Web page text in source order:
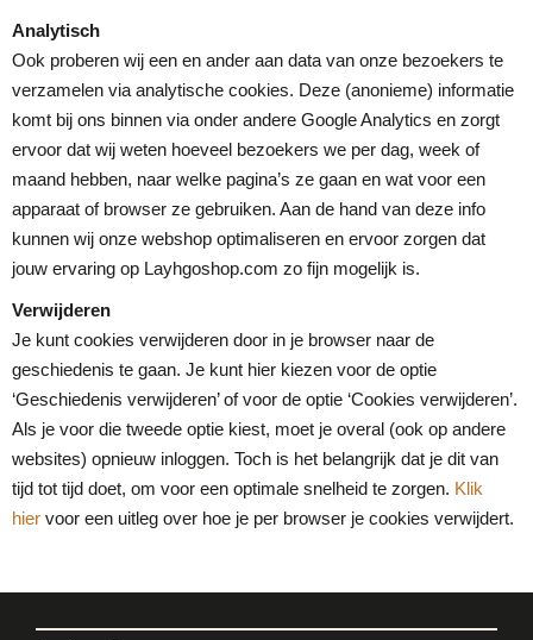
Analytisch
Ook proberen wij een en ander aan data van onze bezoekers te
verzamelen via analytische cookies. Deze (anonieme) informatie
komt bij ons binnen via onder andere Google Analytics en zorgt
ervoor dat wij weten hoeveel bezoekers we per dag, week of
maand hebben, naar welke pagina’s ze gaan en wat voor een
apparaat of browser ze gebruiken. Aan de hand van deze info
kunnen wij onze webshop optimaliseren en ervoor zorgen dat
jouw ervaring op Layhgoshop.com zo fijn mogelijk is.
Verwijderen
Je kunt cookies verwijderen door in je browser naar de
geschiedenis te gaan. Je kunt hier kiezen voor de optie
‘Geschiedenis verwijderen’ of voor de optie ‘Cookies verwijderen’.
Als je voor die tweede optie kiest, moet je overal (ook op andere
websites) opnieuw inloggen. Toch is het belangrijk dat je dit van
tijd tot tijd doet, om voor een optimale snelheid te zorgen. Klik
hier voor een uitleg over hoe je per browser je cookies verwijdert.